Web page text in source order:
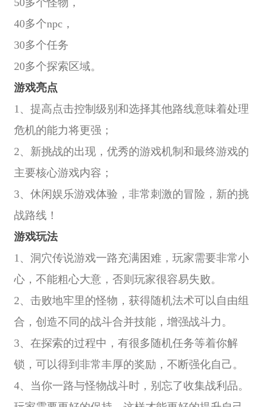
50多个怪物，
40多个npc，
30多个任务
20多个探索区域。
游戏亮点
1、提高点击控制级别和选择其他路线意味着处理
危机的能力将更强；
2、新挑战的出现，优秀的游戏机制和最终游戏的
主要核心游戏内容；
3、休闲娱乐游戏体验，非常刺激的冒险，新的挑
战路线！
游戏玩法
1、洞穴传说游戏一路充满困难，玩家需要非常小
心，不能粗心大意，否则玩家很容易失败。
2、击败地牢里的怪物，获得随机法术可以自由组
合，创造不同的战斗合并技能，增强战斗力。
3、在探索的过程中，有很多随机任务等着你解
锁，可以得到非常丰厚的奖励，不断强化自己。
4、当你一路与怪物战斗时，别忘了收集战利品。